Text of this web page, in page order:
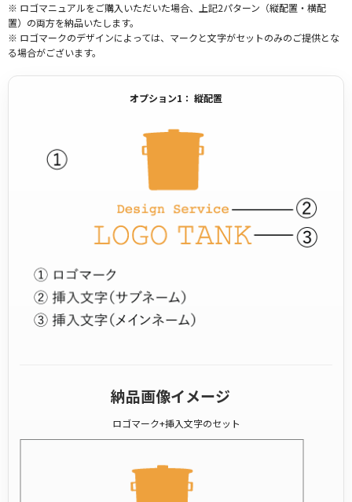
※ ロゴマニュアルをご購入いただいた場合、上記2パターン（縦配置・横配
置）の両方を納品いたします。
※ ロゴマークのデザインによっては、マークと文字がセットのみのご提供とな
る場合がございます。
オプション1： 縦配置
納品画像イメージ
ロゴマーク+挿入文字のセット